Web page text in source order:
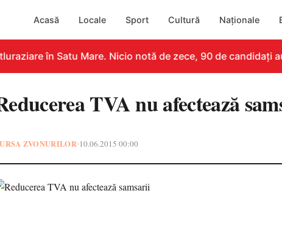
Acasă Locale Sport Cultură Naționale
în Satu Mare. Nicio notă de zece, 90 de candidați
TVA nu afectează
ZVONURILOR•10.06.2015 00:00